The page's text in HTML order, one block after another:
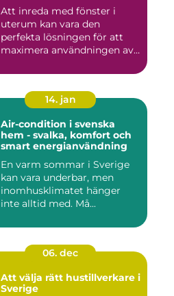
Att inreda med fönster i
uterum kan vara den
perfekta lösningen för att
maximera användningen av
14. jan
Air-condition i svenska
hem - svalka, komfort och
smart energianvändning
En varm sommar i Sverige
kan vara underbar, men
inomhusklimatet hänger
inte alltid med. Må...
06. dec
Att välja rätt hustillverkare i
Sverige